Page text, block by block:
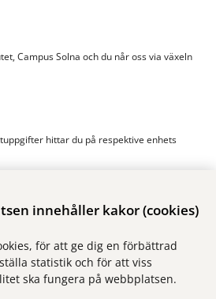
innehåller kakor (cookies)
för att ge dig en förbättrad
statistik och för att viss
ska fungera på webbplatsen.
Campus Solna och du når oss via växeln
hittar du på respektive enhets
som erbjuder hälso- och
regi.